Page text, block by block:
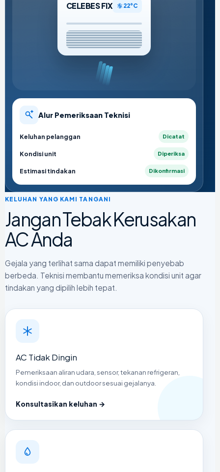
CELEBES FIX 22°C
Alur Pemeriksaan Teknisi
Keluhan pelanggan Dicatat
Kondisi unit Diperiksa
Estimasi tindakan Dikonfirmasi
KELUHAN YANG KAMI TANGANI
Jangan Tebak Kerusakan
AC Anda
Gejala yang terlihat sama dapat memiliki penyebab
berbeda. Teknisi membantu memeriksa kondisi unit agar
tindakan yang dipilih lebih tepat.
AC Tidak Dingin
Pemeriksaan aliran udara, sensor, tekanan refrigeran,
kondisi indoor, dan outdoor sesuai gejalanya.
Konsultasikan keluhan →